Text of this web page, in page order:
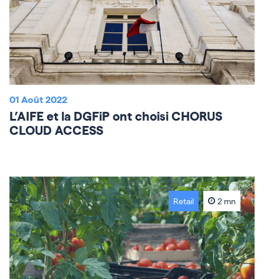
01 Août 2022
L’AIFE et la DGFiP ont choisi CHORUS
CLOUD ACCESS
Retail 2 mn